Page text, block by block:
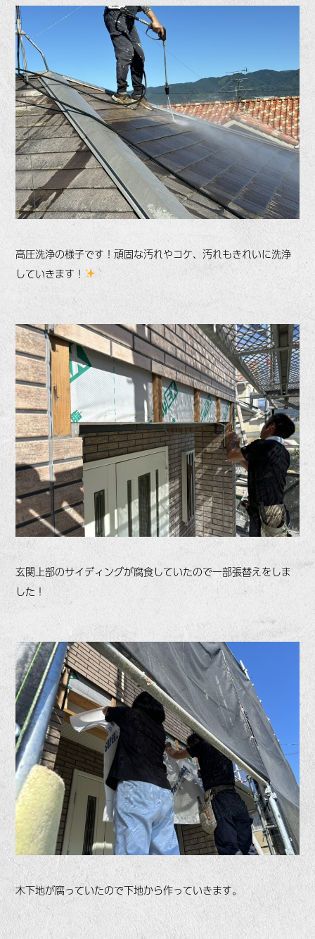
高圧洗浄の様子です！頑固な汚れやコケ、汚れもきれいに洗浄
していきます！
玄関上部のサイディングが腐食していたので一部張替えをしま
した！
木下地が腐っていたので下地から作っていきます。